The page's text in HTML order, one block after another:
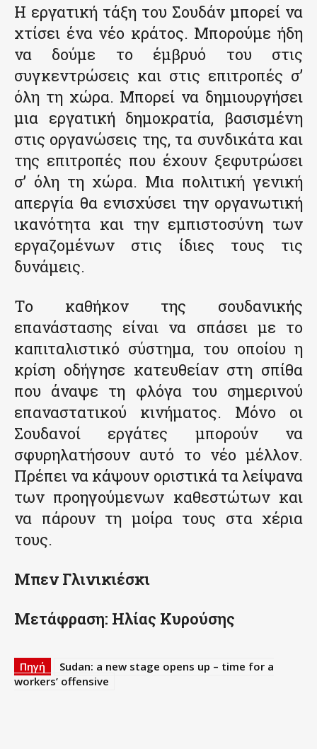
Η εργατική τάξη του Σουδάν μπορεί να
χτίσει ένα νέο κράτος. Μπορούμε ήδη
να δούμε το έμβρυό του στις
συγκεντρώσεις και στις επιτροπές σ’
όλη τη χώρα. Μπορεί να δημιουργήσει
μια εργατική δημοκρατία, βασισμένη
στις οργανώσεις της, τα συνδικάτα και
της επιτροπές που έχουν ξεφυτρώσει
σ’ όλη τη χώρα. Μια πολιτική γενική
απεργία θα ενισχύσει την οργανωτική
ικανότητα και την εμπιστοσύνη των
εργαζομένων στις ίδιες τους τις
δυνάμεις.
Το καθήκον της σουδανικής
επανάστασης είναι να σπάσει με το
καπιταλιστικό σύστημα, του οποίου η
κρίση οδήγησε κατευθείαν στη σπίθα
που άναψε τη φλόγα του σημερινού
επαναστατικού κινήματος. Μόνο οι
Σουδανοί εργάτες μπορούν να
σφυρηλατήσουν αυτό το νέο μέλλον.
Πρέπει να κάψουν οριστικά τα λείψανα
των προηγούμενων καθεστώτων και
να πάρουν τη μοίρα τους στα χέρια
τους.
Μπεν Γλινικιέσκι
Μετάφραση: Ηλίας Κυρούσης
Πηγή
Sudan: a new stage opens up – time for a
workers’ offensive